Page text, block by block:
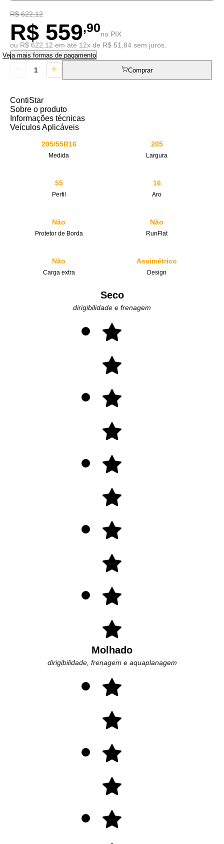
R$ 622,12
R$ 559,90no PIX
ou R$ 622,12 em até 12x de R$ 51,84 sem juros.
Veja mais formas de pagamento
Comprar
ContiStar
Sobre o produto
Informações técnicas
Veículos Aplicáveis
205/55R16
Medida
205
Largura
55
Perfil
16
Aro
Não
Protetor de Borda
Não
RunFlat
Não
Carga extra
Assimétrico
Design
Seco
dirigibilidade e frenagem
Molhado
dirigibilidade, frenagem e aquaplanagem